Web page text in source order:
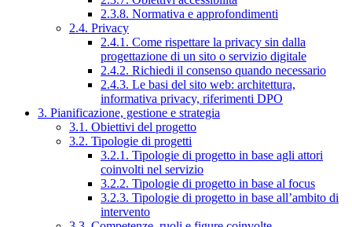
2.3.8. Normativa e approfondimenti
2.4. Privacy
2.4.1. Come rispettare la privacy sin dalla
progettazione di un sito o servizio digitale
2.4.2. Richiedi il consenso quando necessario
2.4.3. Le basi del sito web: architettura,
informativa privacy, riferimenti DPO
3. Pianificazione, gestione e strategia
3.1. Obiettivi del progetto
3.2. Tipologie di progetti
3.2.1. Tipologie di progetto in base agli attori
coinvolti nel servizio
3.2.2. Tipologie di progetto in base al focus
3.2.3. Tipologie di progetto in base all’ambito di
intervento